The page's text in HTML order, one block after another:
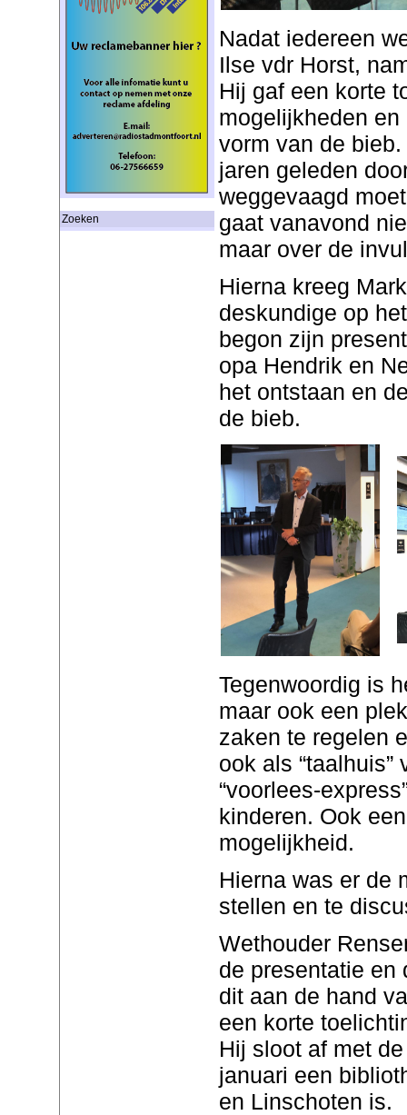
Zoeken
Nadat iedereen
Ilse vdr Horst,
Hij gaf een korte
mogelijkheden
vorm van de
jaren geleden
weggevaagd
gaat vanavond
maar over de
Hierna kreeg
deskundige op
begon zijn
opa Hendrik en
het ontstaan en
de bieb.
Tegenwoordig is
maar ook een
zaken te regelen
ook als
“voorlees-
kinderen. Ook
mogelijkheid.
Hierna was er de
stellen en te
Wethouder
de presentatie en
dit aan de hand
een korte
Hij sloot af met
januari een
en Linschoten is.